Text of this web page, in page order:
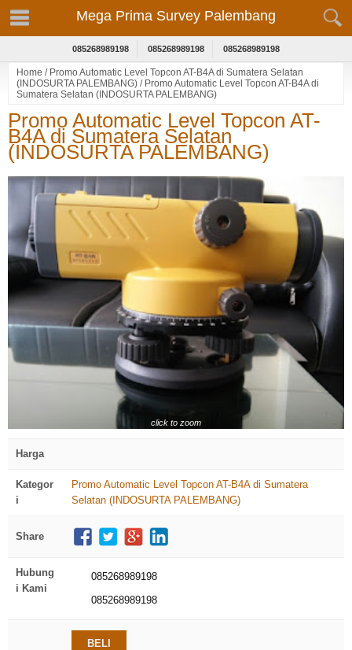
Mega Prima Survey Palembang
085268989198 085268989198 085268989198
Home / Promo Automatic Level Topcon AT-B4A di Sumatera Selatan
(INDOSURTA PALEMBANG) / Promo Automatic Level Topcon AT-B4A di
Sumatera Selatan (INDOSURTA PALEMBANG)
Promo Automatic Level Topcon AT-
B4A di Sumatera Selatan
(INDOSURTA PALEMBANG)
click to zoom
Harga
Kategor
i
Promo Automatic Level Topcon AT-B4A di Sumatera
Selatan (INDOSURTA PALEMBANG)
Share
Hubung
i Kami
085268989198
085268989198
BELI